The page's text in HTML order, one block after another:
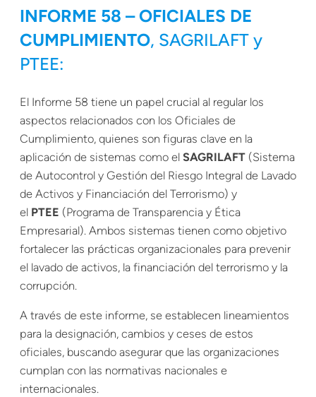
INFORME 58 – OFICIALES DE
CUMPLIMIENTO, SAGRILAFT y
PTEE:
El Informe 58 tiene un papel crucial al regular los
aspectos relacionados con los Oficiales de
Cumplimiento, quienes son figuras clave en la
aplicación de sistemas como el SAGRILAFT (Sistema
de Autocontrol y Gestión del Riesgo Integral de Lavado
de Activos y Financiación del Terrorismo) y
el PTEE (Programa de Transparencia y Ética
Empresarial). Ambos sistemas tienen como objetivo
fortalecer las prácticas organizacionales para prevenir
el lavado de activos, la financiación del terrorismo y la
corrupción.
A través de este informe, se establecen lineamientos
para la designación, cambios y ceses de estos
oficiales, buscando asegurar que las organizaciones
cumplan con las normativas nacionales e
internacionales.